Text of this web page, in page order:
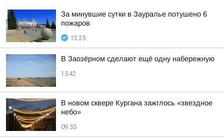
За минувшие сутки в Зауралье потушено 6
пожаров
15:25
В Заозёрном сделают ещё одну набережную
13:42
В новом сквере Кургана зажглось «звездное
небо»
09:33